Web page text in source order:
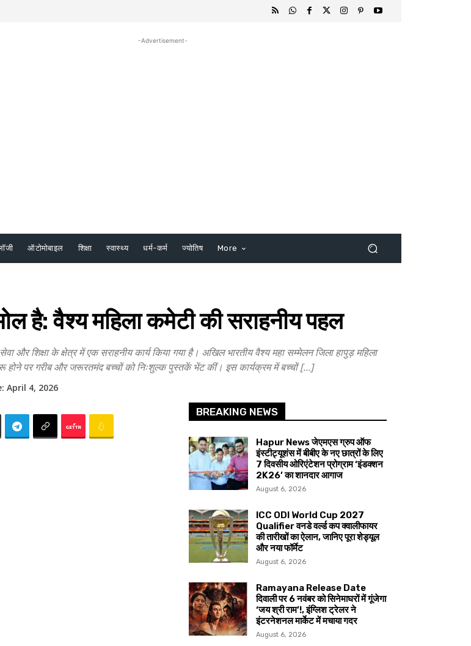
-Advertisement-
ऑटोमोबाइल शिक्षा स्वास्थ्य धर्म-कर्म ज्योतिष More
है: वैश्य महिला कमेटी की सराहनीय पहल
के क्षेत्र में एक सराहनीय कार्य किया गया है। अखिल भारतीय वैश्य महा सम्मेलन जिला हापुड़ महिला
पर गरीब और जरूरतमंद बच्चों को निःशुल्क पुस्तकें भेंट कीं। इस कार्यक्रम में बच्चों […]
April 4, 2026
BREAKING NEWS
Hapur News जेएमएस ग्रुप ऑफ
इंस्टीट्यूशंस में बीबीए के नए छात्रों के लिए
7 दिवसीय ओरिएंटेशन प्रोग्राम ‘इंडक्शन
2K26’ का शानदार आगाज
August 6, 2026
ICC ODI World Cup 2027
Qualifier वनडे वर्ल्ड कप क्वालीफायर
की तारीखों का ऐलान, जानिए पूरा शेड्यूल
और नया फॉर्मेट
August 6, 2026
Ramayana Release Date
दिवाली पर 6 नवंबर को सिनेमाघरों में गूंजेगा
‘जय श्री राम’!, इंग्लिश ट्रेलर ने
इंटरनेशनल मार्केट में मचाया गदर
August 6, 2026